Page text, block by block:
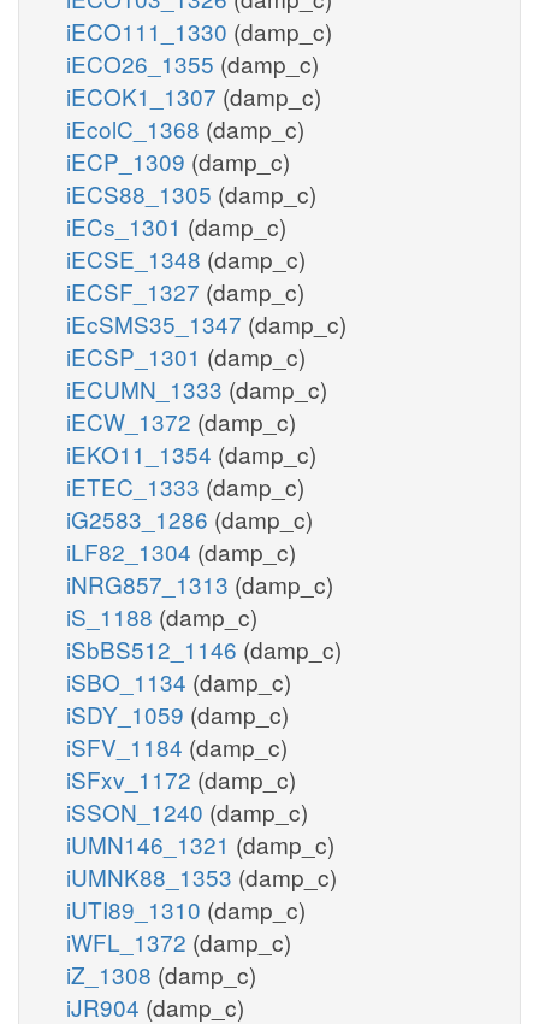
iECO111_1330 (damp_c)
iECO26_1355 (damp_c)
iECOK1_1307 (damp_c)
iEcolC_1368 (damp_c)
iECP_1309 (damp_c)
iECS88_1305 (damp_c)
iECs_1301 (damp_c)
iECSE_1348 (damp_c)
iECSF_1327 (damp_c)
iEcSMS35_1347 (damp_c)
iECSP_1301 (damp_c)
iECUMN_1333 (damp_c)
iECW_1372 (damp_c)
iEKO11_1354 (damp_c)
iETEC_1333 (damp_c)
iG2583_1286 (damp_c)
iLF82_1304 (damp_c)
iNRG857_1313 (damp_c)
iS_1188 (damp_c)
iSbBS512_1146 (damp_c)
iSBO_1134 (damp_c)
iSDY_1059 (damp_c)
iSFV_1184 (damp_c)
iSFxv_1172 (damp_c)
iSSON_1240 (damp_c)
iUMN146_1321 (damp_c)
iUMNK88_1353 (damp_c)
iUTI89_1310 (damp_c)
iWFL_1372 (damp_c)
iZ_1308 (damp_c)
iJR904 (damp_c)